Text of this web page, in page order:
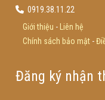
0919.38.11.22
Giới thiệu -
Liên hệ
Chính sách bảo mật-
Đăng ký nhận